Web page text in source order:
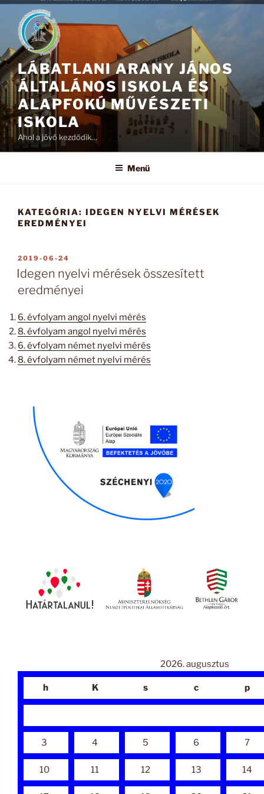
Tartalomhoz
LÁBATLANI ARANY JÁNOS
ÁLTALÁNOS ISKOLA ÉS
ALAPFOKÚ MŰVÉSZETI
ISKOLA
Ahol a jövő kezdődik…
Menü
KATEGÓRIA: IDEGEN NYELVI MÉRÉSEK
EREDMÉNYEI
BEKÜLDVE:
2019-06-24
Idegen nyelvi mérések összesített
eredményei
6. évfolyam angol nyelvi mérés
8. évfolyam angol nyelvi mérés
6. évfolyam német nyelvi mérés
8. évfolyam német nyelvi mérés
2026. augusztus
h K s c p
3 4 5 6 7
10 11 12 13 14